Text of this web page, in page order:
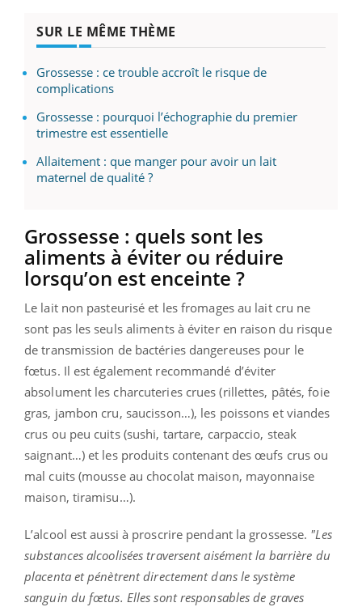
SUR LE MÊME THÈME
Grossesse : ce trouble accroît le risque de
complications
Grossesse : pourquoi l’échographie du premier
trimestre est essentielle
Allaitement : que manger pour avoir un lait
maternel de qualité ?
Grossesse : quels sont les
aliments à éviter ou réduire
lorsqu’on est enceinte ?
Le lait non pasteurisé et les fromages au lait cru ne
sont pas les seuls aliments à éviter en raison du risque
de transmission de bactéries dangereuses pour le
fœtus. Il est également recommandé d’éviter
absolument les charcuteries crues (rillettes, pâtés, foie
gras, jambon cru, saucisson…), les poissons et viandes
crus ou peu cuits (sushi, tartare, carpaccio, steak
saignant…) et les produits contenant des œufs crus ou
mal cuits (mousse au chocolat maison, mayonnaise
maison, tiramisu…).
L’alcool est aussi à proscrire pendant la grossesse. "Les
substances alcoolisées traversent aisément la barrière du
placenta et pénètrent directement dans le système
sanguin du fœtus. Elles sont responsables de graves